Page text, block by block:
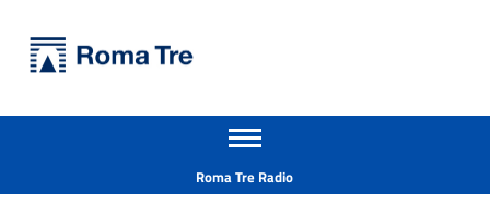
Prof. ALBERTO PEZZI - Università Roma Tre
Apri il menu secondario
Roma Tre Radio